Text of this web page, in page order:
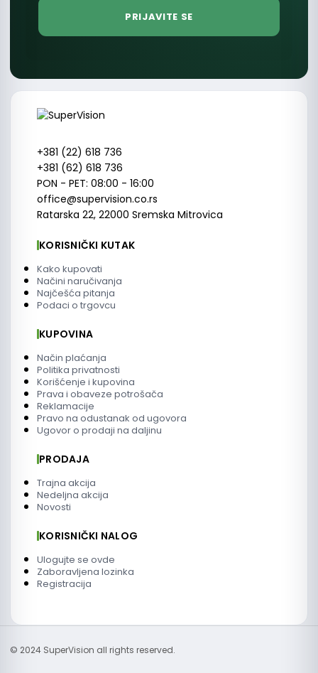
+381 (22) 618 736
+381 (62) 618 736
PON - PET: 08:00 - 16:00
office@supervision.co.rs
Ratarska 22, 22000 Sremska Mitrovica
KORISNIČKI KUTAK
Kako kupovati
Načini naručivanja
Najčešća pitanja
Podaci o trgovcu
KUPOVINA
Način plaćanja
Politika privatnosti
Korišćenje i kupovina
Prava i obaveze potrošača
Reklamacije
Pravo na odustanak od ugovora
Ugovor o prodaji na daljinu
PRODAJA
Trajna akcija
Nedeljna akcija
Novosti
KORISNIČKI NALOG
Ulogujte se ovde
Zaboravljena lozinka
Registracija
© 2024 SuperVision all rights reserved.